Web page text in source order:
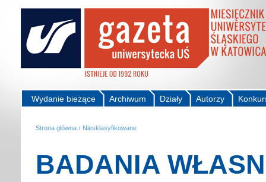
Autorzy
Działy
Archiwum
Wydanie bieżące
Strona główna › Niesklasyfikowane
BADANIA